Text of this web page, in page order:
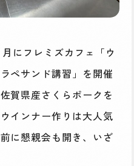
にフレミズカフェ「ウ
ペサンド講習」を開催
賀県産さくらポークを
インナー作りは大人気
に懇親会も開き、いざ